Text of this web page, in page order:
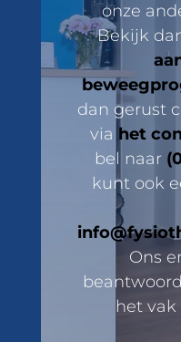
onze
Bekijk
dan gerust
via het
bel naar
kunt ook
Ons
het vak